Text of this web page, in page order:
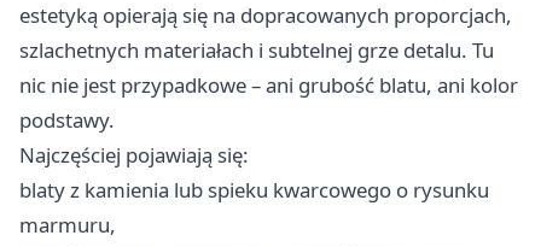
estetyką opierają się na dopracowanych proporcjach,
szlachetnych materiałach i subtelnej grze detalu. Tu
nic nie jest przypadkowe – ani grubość blatu, ani kolor
podstawy.
Najczęściej pojawiają się:
blaty z kamienia lub spieku kwarcowego o rysunku
marmuru,